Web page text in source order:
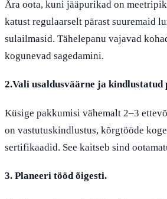
Ära oota, kuni jääpurikad on
katust regulaarselt pärast suuremaid
sulailmasid. Tähelepanu vajavad
kogunevad sagedamini.
2.Vali usaldusväärne ja kindlustatud
Küsige pakkumisi vähemalt 2–3
on vastutuskindlustus, kõrgtööde
sertifikaadid. See kaitseb sind
3. Planeeri tööd õigesti.